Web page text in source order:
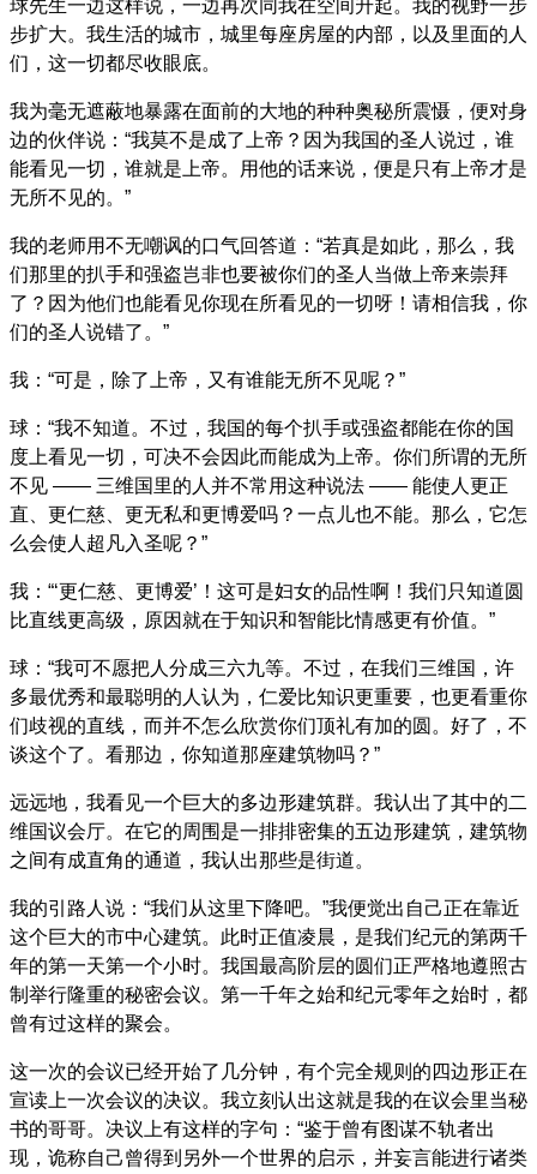
球先生一边这样说，一边再次同我在空间升起。我的视野一步
步扩大。我生活的城市，城里每座房屋的内部，以及里面的人
们，这一切都尽收眼底。
我为毫无遮蔽地暴露在面前的大地的种种奥秘所震慑，便对身
边的伙伴说：“我莫不是成了上帝？因为我国的圣人说过，谁
能看见一切，谁就是上帝。用他的话来说，便是只有上帝才是
无所不见的。”
我的老师用不无嘲讽的口气回答道：“若真是如此，那么，我
们那里的扒手和强盗岂非也要被你们的圣人当做上帝来崇拜
了？因为他们也能看见你现在所看见的一切呀！请相信我，你
们的圣人说错了。”
我：“可是，除了上帝，又有谁能无所不见呢？”
球：“我不知道。不过，我国的每个扒手或强盗都能在你的国
度上看见一切，可决不会因此而能成为上帝。你们所谓的无所
不见 —— 三维国里的人并不常用这种说法 —— 能使人更正
直、更仁慈、更无私和更博爱吗？一点儿也不能。那么，它怎
么会使人超凡入圣呢？”
我：“‘更仁慈、更博爱’！这可是妇女的品性啊！我们只知道圆
比直线更高级，原因就在于知识和智能比情感更有价值。”
球：“我可不愿把人分成三六九等。不过，在我们三维国，许
多最优秀和最聪明的人认为，仁爱比知识更重要，也更看重你
们歧视的直线，而并不怎么欣赏你们顶礼有加的圆。好了，不
谈这个了。看那边，你知道那座建筑物吗？”
远远地，我看见一个巨大的多边形建筑群。我认出了其中的二
维国议会厅。在它的周围是一排排密集的五边形建筑，建筑物
之间有成直角的通道，我认出那些是街道。
我的引路人说：“我们从这里下降吧。”我便觉出自己正在靠近
这个巨大的市中心建筑。此时正值凌晨，是我们纪元的第两千
年的第一天第一个小时。我国最高阶层的圆们正严格地遵照古
制举行隆重的秘密会议。第一千年之始和纪元零年之始时，都
曾有过这样的聚会。
这一次的会议已经开始了几分钟，有个完全规则的四边形正在
宣读上一次会议的决议。我立刻认出这就是我的在议会里当秘
书的哥哥。决议上有这样的字句：“鉴于曾有图谋不轨者出
现，诡称自己曾得到另外一个世界的启示，并妄言能进行诸类